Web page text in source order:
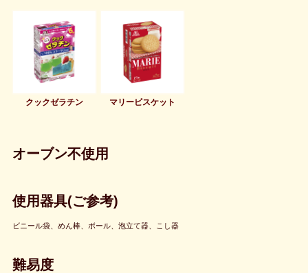
クックゼラチン マリービスケット
オーブン不使用
使用器具(ご参考)
ビニール袋、めん棒、ボール、泡立て器、こし器
難易度